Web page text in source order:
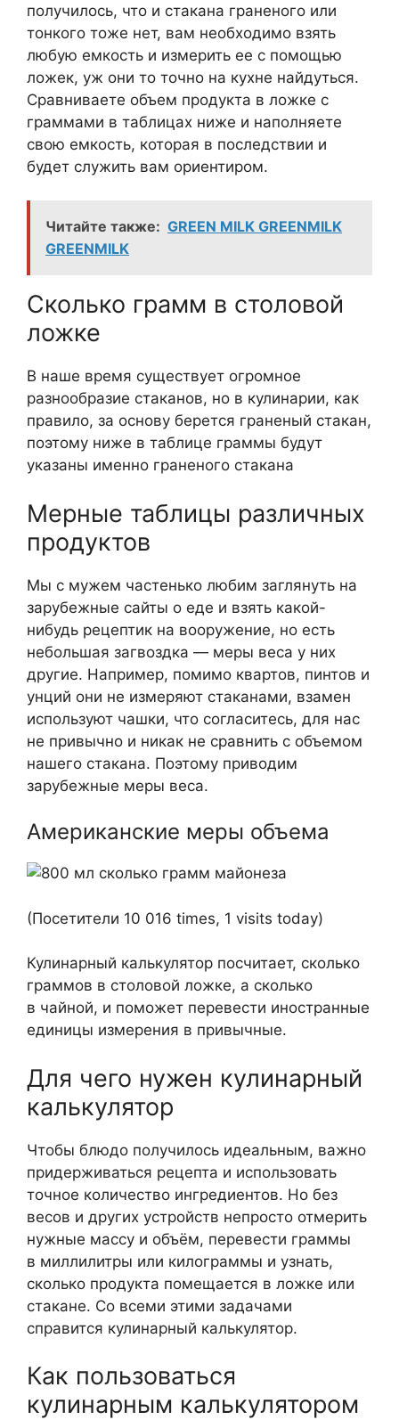
получилось, что и стакана граненого или
тонкого тоже нет, вам необходимо взять
любую емкость и измерить ее с помощью
ложек, уж они то точно на кухне найдуться.
Сравниваете объем продукта в ложке с
граммами в таблицах ниже и наполняете
свою емкость, которая в последствии и
будет служить вам ориентиром.
Читайте также: GREEN MILK GREENMILK
GREENMILK
Сколько грамм в столовой
ложке
В наше время существует огромное
разнообразие стаканов, но в кулинарии, как
правило, за основу берется граненый стакан,
поэтому ниже в таблице граммы будут
указаны именно граненого стакана
Мерные таблицы различных
продуктов
Мы с мужем частенько любим заглянуть на
зарубежные сайты о еде и взять какой-
нибудь рецептик на вооружение, но есть
небольшая загвоздка — меры веса у них
другие. Например, помимо квартов, пинтов и
унций они не измеряют стаканами, взамен
используют чашки, что согласитесь, для нас
не привычно и никак не сравнить с объемом
нашего стакана. Поэтому приводим
зарубежные меры веса.
Американские меры объема
(Посетители 10 016 times, 1 visits today)
Кулинарный калькулятор посчитает, сколько
граммов в столовой ложке, а сколько
в чайной, и поможет перевести иностранные
единицы измерения в привычные.
Для чего нужен кулинарный
калькулятор
Чтобы блюдо получилось идеальным, важно
придерживаться рецепта и использовать
точное количество ингредиентов. Но без
весов и других устройств непросто отмерить
нужные массу и объём, перевести граммы
в миллилитры или килограммы и узнать,
сколько продукта помещается в ложке или
стакане. Со всеми этими задачами
справится кулинарный калькулятор.
Как пользоваться
кулинарным калькулятором